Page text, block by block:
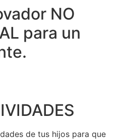
NO
para un
de tus hijos para que